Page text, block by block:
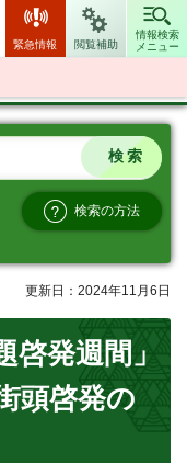
緊急情報 閲覧補助
情報検索
メニュー
検索の方法
更新日：2024年11月6日
啓発週間」
頭啓発の